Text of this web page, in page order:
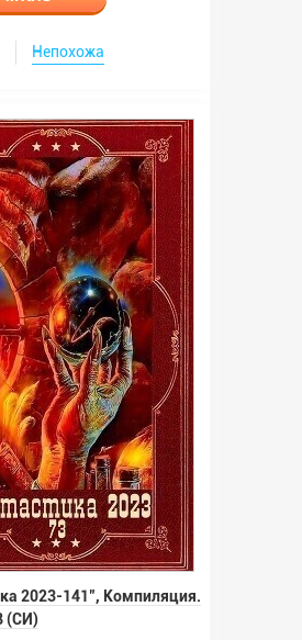
Непохожа
2023-141", Компиляция.
(СИ)